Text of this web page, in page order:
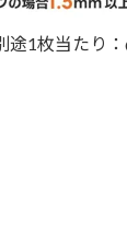
途1枚当たり